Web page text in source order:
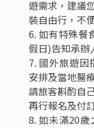
1
單人房差
NT$8,500